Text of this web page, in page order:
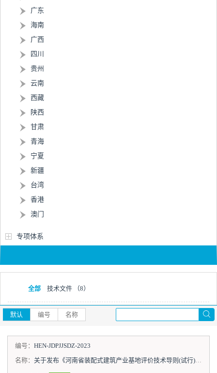
广东
海南
广西
四川
贵州
云南
西藏
陕西
甘肃
青海
宁夏
新疆
台湾
香港
澳门
专项体系
全部 技术文件 （8）
默认 编号 名称
编号： HEN-JDPJJSDZ-2023
名称： 关于发布《河南省装配式建筑产业基地评价技术导则(试行)》和《河南省装配式建筑示范城市评价技术导则(试行)》的通知